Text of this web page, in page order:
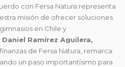
con Fersa Natura representa
misión de ofrecer soluciones
en Chile y
Daniel Ramírez Aguilera,
de Fersa Natura, remarca:
un paso importantísimo para